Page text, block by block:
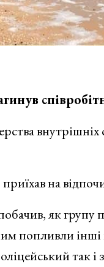
на
як групу
попливли
так